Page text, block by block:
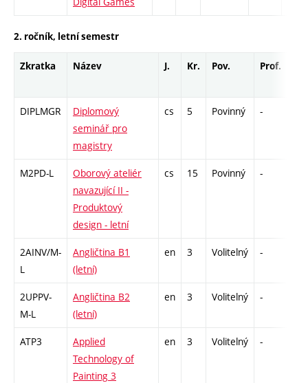
2. ročník, letní semestr
Zkratka Název J. Kr. Pov. Prof.
DIPLMGR
Diplomový
seminář pro
magistry
cs 5 Povinný -
M2PD-L
Oborový ateliér
navazující II -
Produktový
design - letní
cs 15 Povinný -
2AINV/M-
L
Angličtina B1
(letní)
en 3 Volitelný -
2UPPV-
M-L
Angličtina B2
(letní)
en 3 Volitelný -
ATP3
Applied
Technology of
Painting 3
en 3 Volitelný -